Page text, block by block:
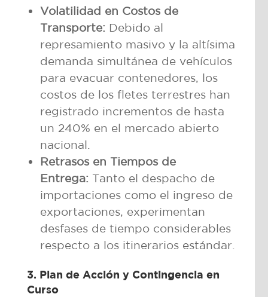
Volatilidad en Costos de
Transporte: Debido al
represamiento masivo y la altísima
demanda simultánea de vehículos
para evacuar contenedores, los
costos de los fletes terrestres han
registrado incrementos de hasta
un 240% en el mercado abierto
nacional.
Retrasos en Tiempos de
Entrega: Tanto el despacho de
importaciones como el ingreso de
exportaciones, experimentan
desfases de tiempo considerables
respecto a los itinerarios estándar.
3. Plan de Acción y Contingencia en
Curso